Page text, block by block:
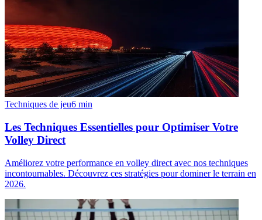
Techniques de jeu6 min
Les Techniques Essentielles pour Optimiser Votre
Volley Direct
Améliorez votre performance en volley direct avec nos techniques
incontournables. Découvrez ces stratégies pour dominer le terrain en
2026.